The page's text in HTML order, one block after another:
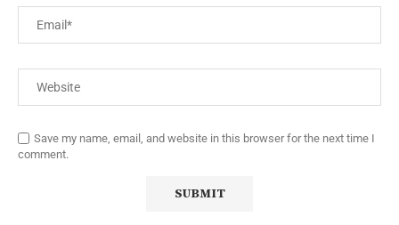
Save my name, email, and website in this browser for the next time I
comment.